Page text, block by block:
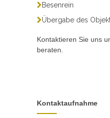
Besenrein
Übergabe des
Kontaktieren Sie uns
beraten.
Kontaktaufnahme